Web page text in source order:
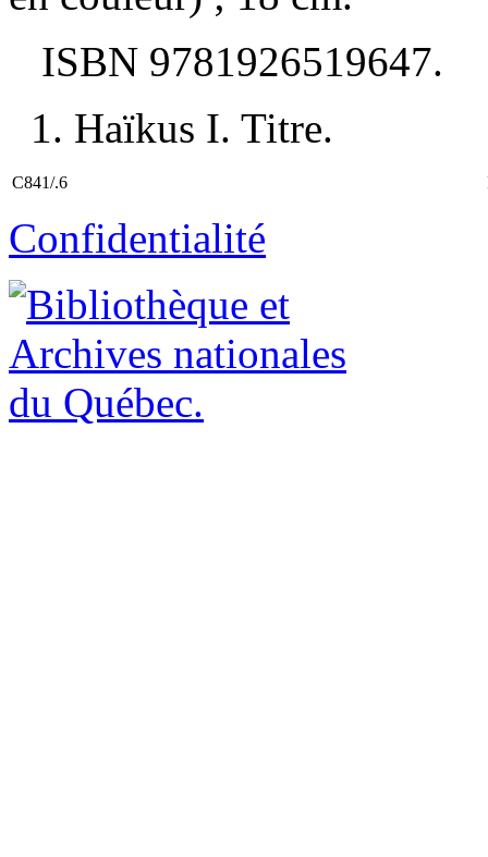
ISBN 9781926519647.
1. Haïkus I. Titre.
C841/.6
Confidentialité